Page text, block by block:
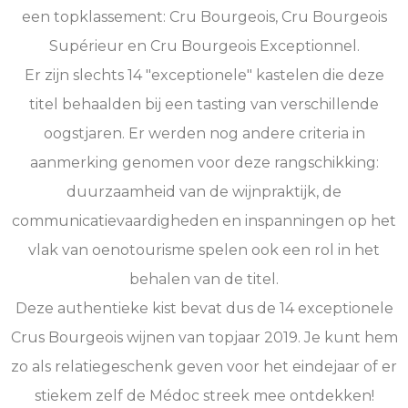
een topklassement: Cru Bourgeois, Cru Bourgeois
Supérieur en Cru Bourgeois Exceptionnel.
Er zijn slechts 14 "exceptionele" kastelen die deze
titel behaalden bij een tasting van verschillende
oogstjaren. Er werden nog andere criteria in
aanmerking genomen voor deze rangschikking:
duurzaamheid van de wijnpraktijk, de
communicatievaardigheden en inspanningen op het
vlak van oenotourisme spelen ook een rol in het
behalen van de titel.
Deze authentieke kist bevat dus de 14 exceptionele
Crus Bourgeois wijnen van topjaar 2019. Je kunt hem
zo als relatiegeschenk geven voor het eindejaar of er
stiekem zelf de Médoc streek mee ontdekken!